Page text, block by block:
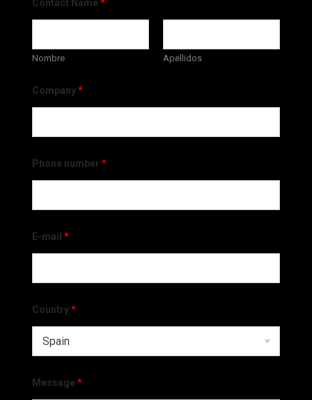
Contact Name *
Nombre Apellidos
Company*
Phone number *
E-mail *
Country*
Message *